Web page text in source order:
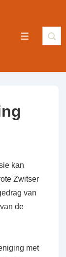
kan
Zwitser
van
de
met